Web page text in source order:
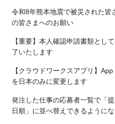
令和8年熊本地震で被災された皆
の皆さまへのお願い
【重要】本人確認申請書類とし
了いたします
【クラウドワークスアプリ】
を日本のみに変更します
発注した仕事の応募者一覧で「
日順」に並べ替えできるようにな